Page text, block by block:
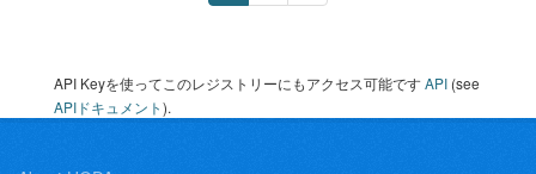
API Keyを使ってこのレジストリーにもアクセス可能ですAPI (see
APIドキュメント).